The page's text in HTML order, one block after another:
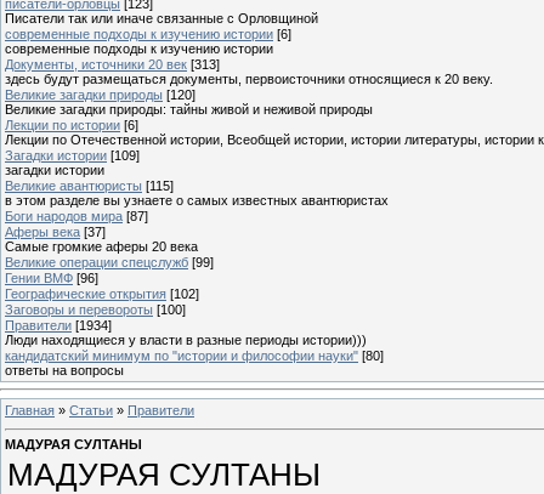
писатели-орловцы [123]
Писатели так или иначе связанные с Орловщиной
современные подходы к изучению истории [6]
современные подходы к изучению истории
Документы, источники 20 век [313]
здесь будут размещаться документы, первоисточники относящиеся к 20 веку.
Великие загадки природы [120]
Великие загадки природы: тайны живой и неживой природы
Лекции по истории [6]
Лекции по Отечественной истории, Всеобщей истории, истории литературы, истории
Загадки истории [109]
загадки истории
Великие авантюристы [115]
в этом разделе вы узнаете о самых известных авантюристах
Боги народов мира [87]
Аферы века [37]
Самые громкие аферы 20 века
Великие операции спецслужб [99]
Гении ВМФ [96]
Географические открытия [102]
Заговоры и перевороты [100]
Правители [1934]
Люди находящиеся у власти в разные периоды истории)))
кандидатский минимум по "истории и философии науки" [80]
ответы на вопросы
Главная » Статьи » Правители
МАДУРАЯ СУЛТАНЫ
МАДУРАЯ СУЛТАНЫ